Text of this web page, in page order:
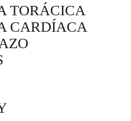
TORÁCICA
CARDÍACA